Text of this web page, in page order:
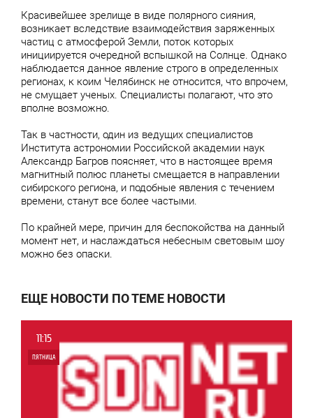
Красивейшее зрелище в виде полярного сияния,
возникает вследствие взаимодействия заряженных
частиц с атмосферой Земли, поток которых
инициируется очередной вспышкой на Солнце. Однако
наблюдается данное явление строго в определенных
регионах, к коим Челябинск не относится, что впрочем,
не смущает ученых. Специалисты полагают, что это
вполне возможно.
Так в частности, один из ведущих специалистов
Института астрономии Российской академии наук
Александр Багров поясняет, что в настоящее время
магнитный полюс планеты смещается в направлении
сибирского региона, и подобные явления с течением
времени, станут все более частыми.
По крайней мере, причин для беспокойства на данный
момент нет, и наслаждаться небесным световым шоу
можно без опаски.
ЕЩЕ НОВОСТИ ПО ТЕМЕ НОВОСТИ
11:15
ПЯТНИЦА